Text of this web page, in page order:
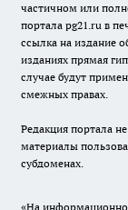
частичном или
портала pg21.ru в
ссылка на издание
изданиях прямая
случае будут
смежных правах.
Редакция портала
материалы
субдоменах.
«На